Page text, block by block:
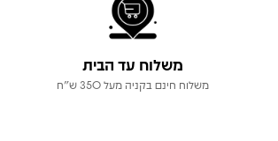
משלוח עד הבית
משלוח חינם בקניה מעל 350 ש"ח